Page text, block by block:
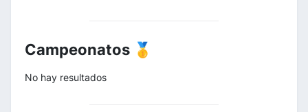
Campeonatos 🥇
No hay resultados